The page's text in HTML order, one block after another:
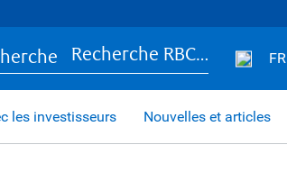
Recherche RBC… FR
les investisseurs Nouvelles et articles